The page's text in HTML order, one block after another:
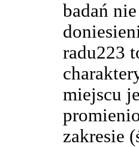
badań
radu223
miejscu
zakresie